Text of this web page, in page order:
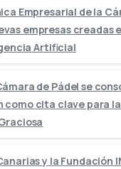
Empresarial de la
empresas creadas
Artificial
de Pádel se
como cita clave para
y la Fundación